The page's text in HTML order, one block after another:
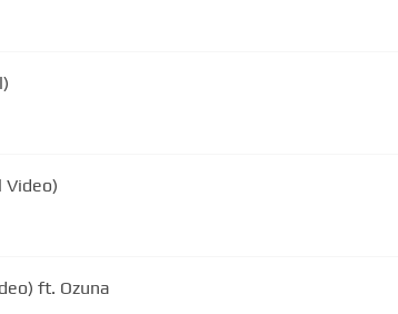
Video)
ft. Ozuna